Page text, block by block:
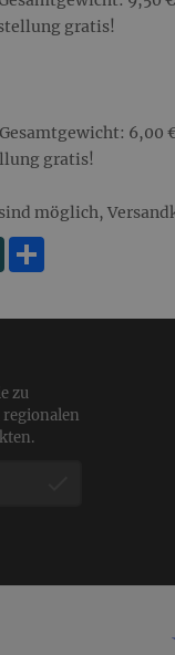
gratis!
6,00
gratis!
möglich,
XING
zu